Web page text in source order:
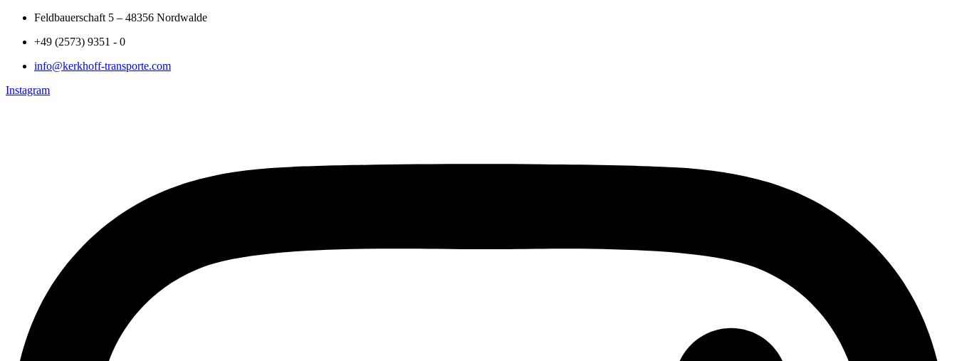
Zum
springen
Feldbauerschaft 5 – 48356 Nordwalde
+49 (2573) 9351 - 0
info@kerkhoff-transporte.com
Instagram